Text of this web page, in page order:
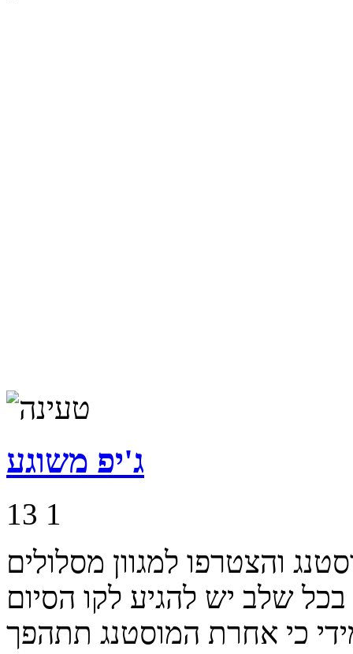
ג'יפ משוגע
13 1
והצטרפו למגוון מסלולים
שלב יש להגיע לקו הסיום
כי אחרת המוסטנג תתהפך